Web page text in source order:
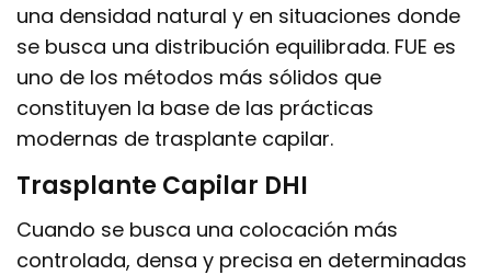
una densidad natural y en situaciones donde
se busca una distribución equilibrada. FUE es
uno de los métodos más sólidos que
constituyen la base de las prácticas
modernas de trasplante capilar.
Trasplante Capilar DHI
Cuando se busca una colocación más
controlada, densa y precisa en determinadas